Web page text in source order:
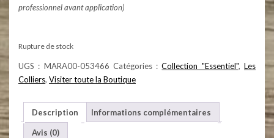
professionnel avant application)
Rupture de stock
UGS : MARA00-053466 Catégories :Collection "Essentiel",Les
Colliers, Visiter toute la Boutique
Description Informations complémentaires
Avis (0)